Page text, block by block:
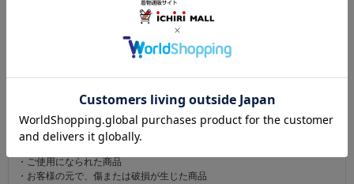
こちらの商品も見ています
お仕立て後、お客様の手元に届いてから30日以内であれば返品可能です。
返品にかかる送料は無料です。
ただし次に該当するものは返品をお受けできません。
・ご使用になられた商品
・お客様の元で、傷または破損が生じた商品